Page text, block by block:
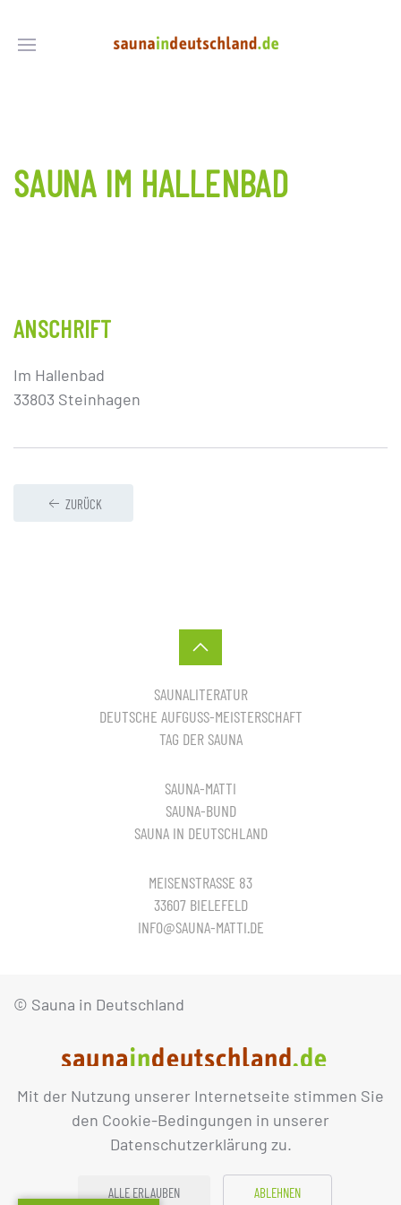
Mit der Nutzung unserer Internetseite stimmen Sie
den Cookie-Bedingungen in unserer
Datenschutzerklärung zu.
ALLE ERLAUBEN ABLEHNEN
SAUNA IM HALLENBAD
ANSCHRIFT
Im Hallenbad
33803 Steinhagen
ZURÜCK
SAUNALITERATUR
DEUTSCHE AUFGUSS-MEISTERSCHAFT
TAG DER SAUNA
SAUNA-MATTI
SAUNA-BUND
SAUNA IN DEUTSCHLAND
MEISENSTRASSE 83
33607 BIELEFELD
INFO@SAUNA-MATTI.DE
© Sauna in Deutschland
IMPRESSUM DATENSCHUTZ